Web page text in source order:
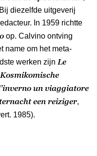
diezelfde uitgeverij
In 1959 richtte
op. Calvino ontving
name om het meta-
werken zijn Le
Kosmikomische
un viaggiatore
een reiziger,
1985).